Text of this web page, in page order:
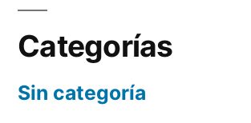
Categorías
Sin categoría